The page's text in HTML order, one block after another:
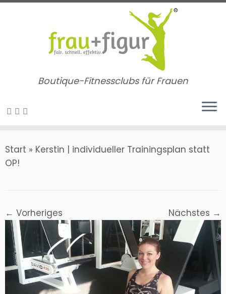
Zum
Boutique-Fitnessclubs für Frauen
Start » Kerstin | individueller Trainingsplan statt
OP!
← Vorheriges Nächstes →